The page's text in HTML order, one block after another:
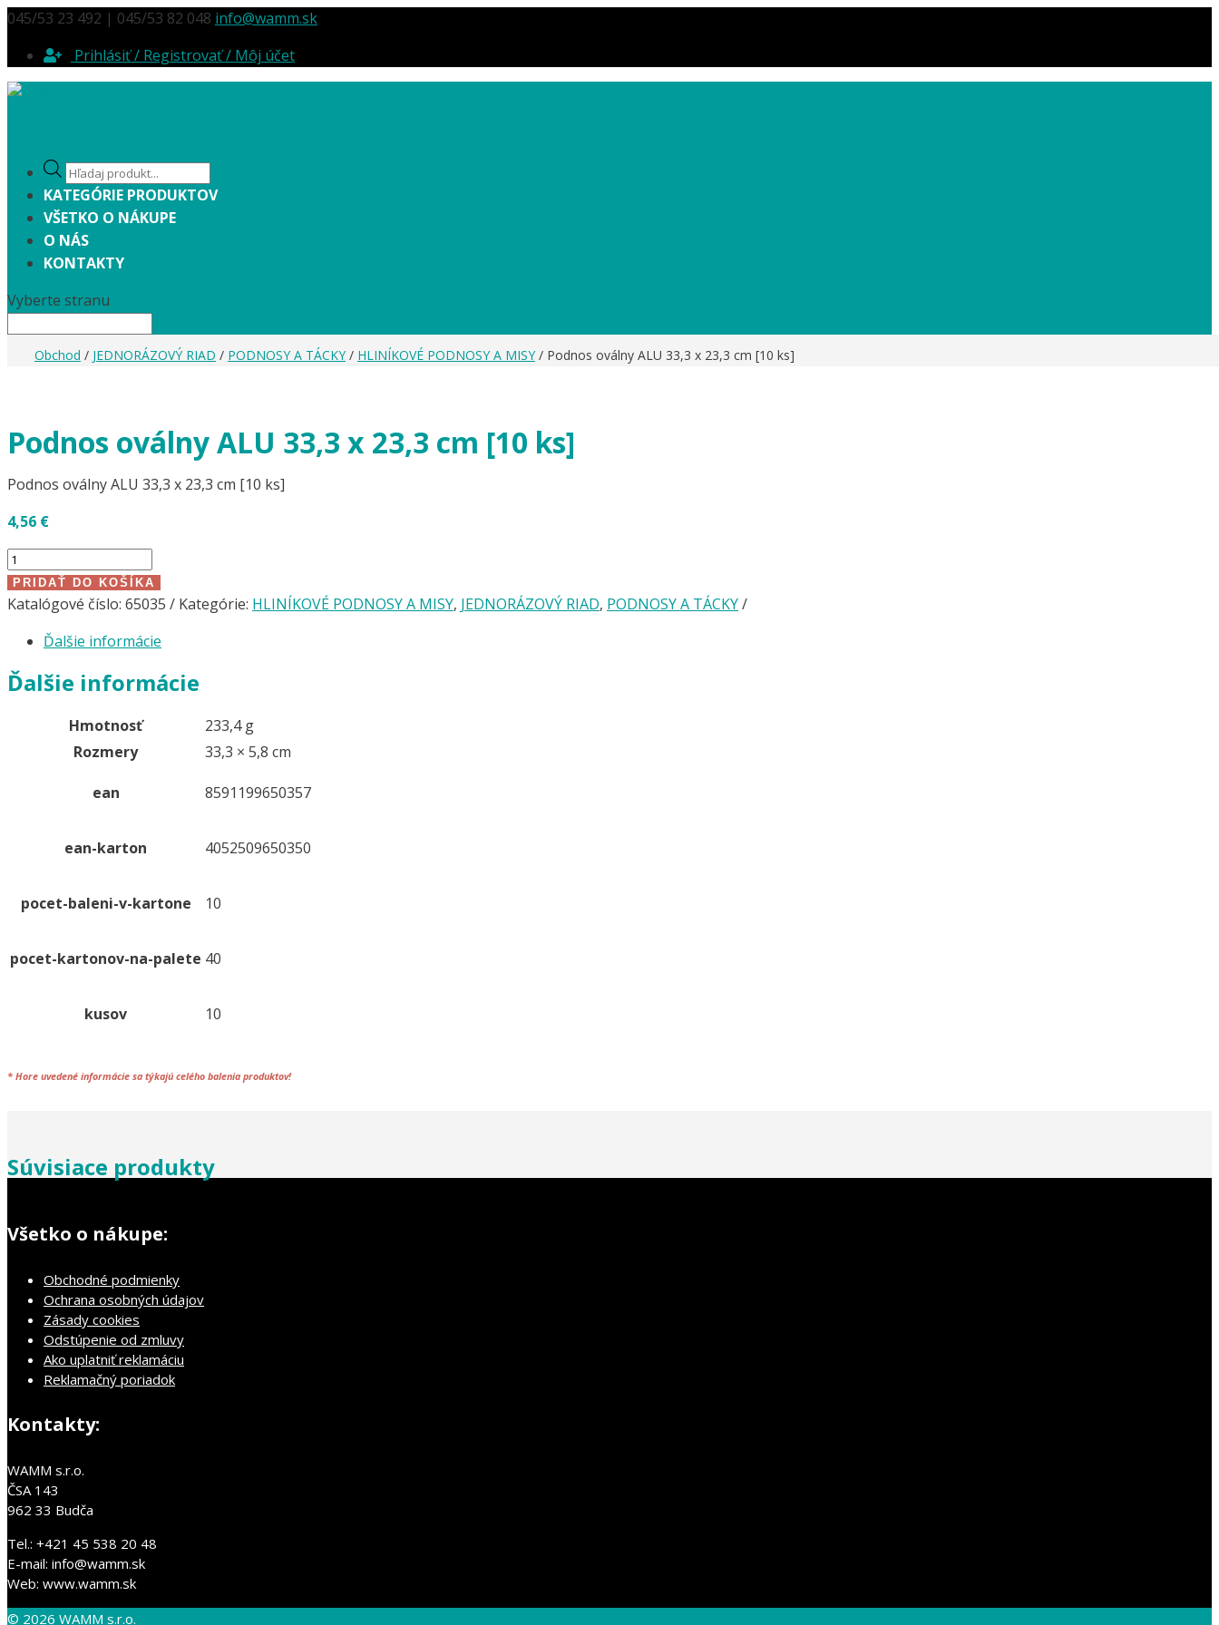
045/53 23 492 | 045/53 82 048 info@wamm.sk
Prihlásiť / Registrovať / Môj účet
Products
search
KATEGÓRIE PRODUKTOV
VŠETKO O NÁKUPE
O NÁS
KONTAKTY
Vyberte stranu
Obchod / JEDNORÁZOVÝ RIAD / PODNOSY A TÁCKY/ HLINÍKOVÉ PODNOSY A MISY/ Podnos oválny ALU 33,3 x 23,3 cm [10 ks]
Podnos oválny ALU 33,3 x 23,3 cm [10 ks]
Podnos oválny ALU 33,3 x 23,3 cm [10 ks]
4,56 €
množstvo
Podnos
oválny
33,3
x
23,3
PRIDAŤ DO KOŠÍKA
Katalógové číslo: 65035 Kategórie: HLINÍKOVÉ PODNOSY A MISY, JEDNORÁZOVÝ RIAD, PODNOSY A TÁCKY
Ďalšie informácie
Ďalšie informácie
Hmotnosť
233,4 g
Rozmery
33,3 × 5,8 cm
ean 8591199650357
ean-karton 4052509650350
pocet-baleni-v-kartone 10
pocet-kartonov-na-palete 40
kusov 10
* Hore uvedené informácie sa týkajú celého balenia produktov!
Súvisiace produkty
Všetko o nákupe:
Obchodné podmienky
Ochrana osobných údajov
Zásady cookies
Odstúpenie od zmluvy
Ako uplatniť reklamáciu
Reklamačný poriadok
Kontakty:
WAMM s.r.o.
ČSA 143
962 33 Budča
Tel.: +421 45 538 20 48
E-mail: info@wamm.sk
Web: www.wamm.sk
© 2026 WAMM s.r.o.